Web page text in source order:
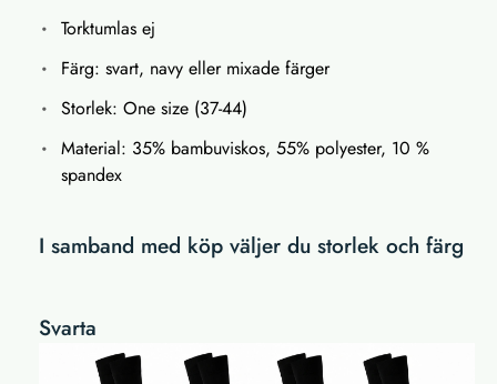
Torktumlas ej
Färg: svart, navy eller mixade färger
Storlek: One size (37-44)
Material: 35% bambuviskos, 55% polyester, 10 %
spandex
I samband med köp väljer du storlek och färg
Svarta